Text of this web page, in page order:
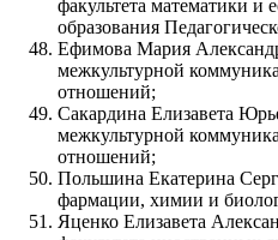
факультета математики и
образования
Ефимова Мария
межкультурной
отношений;
Сакардина Елизавета
межкультурной
отношений;
Польшина Екатерина
фармации, химии и
Яценко Елизавета